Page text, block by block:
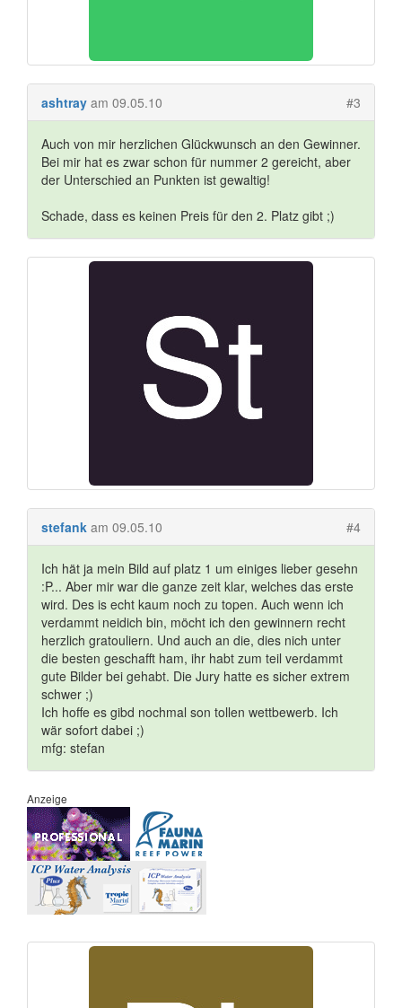
ashtray am 09.05.10 #3
Auch von mir herzlichen Glückwunsch an den Gewinner.
Bei mir hat es zwar schon für nummer 2 gereicht, aber
der Unterschied an Punkten ist gewaltig!
Schade, dass es keinen Preis für den 2. Platz gibt ;)
stefank am 09.05.10 #4
Ich hät ja mein Bild auf platz 1 um einiges lieber gesehn
:P... Aber mir war die ganze zeit klar, welches das erste
wird. Des is echt kaum noch zu topen. Auch wenn ich
verdammt neidich bin, möcht ich den gewinnern recht
herzlich gratouliern. Und auch an die, dies nich unter
die besten geschafft ham, ihr habt zum teil verdammt
gute Bilder bei gehabt. Die Jury hatte es sicher extrem
schwer ;)
Ich hoffe es gibd nochmal son tollen wettbewerb. Ich
wär sofort dabei ;)
mfg: stefan
Anzeige